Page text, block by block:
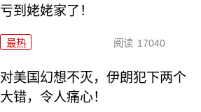
亏到姥姥家了！
最热 阅读 17040
对美国幻想不灭，伊朗犯下两个
大错，令人痛心！